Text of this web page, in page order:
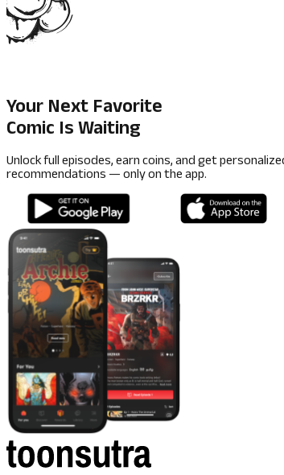
Your Next Favorite
Comic Is Waiting
Unlock full episodes, earn coins, and get
recommendations — only on the app.